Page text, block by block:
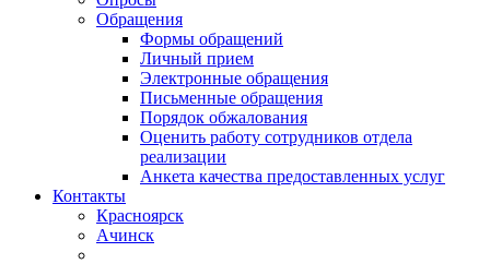
Обращения
Формы обращений
Личный прием
Электронные обращения
Письменные обращения
Порядок обжалования
Оценить работу сотрудников отдела
реализации
Анкета качества предоставленных услуг
Контакты
Красноярск
Ачинск